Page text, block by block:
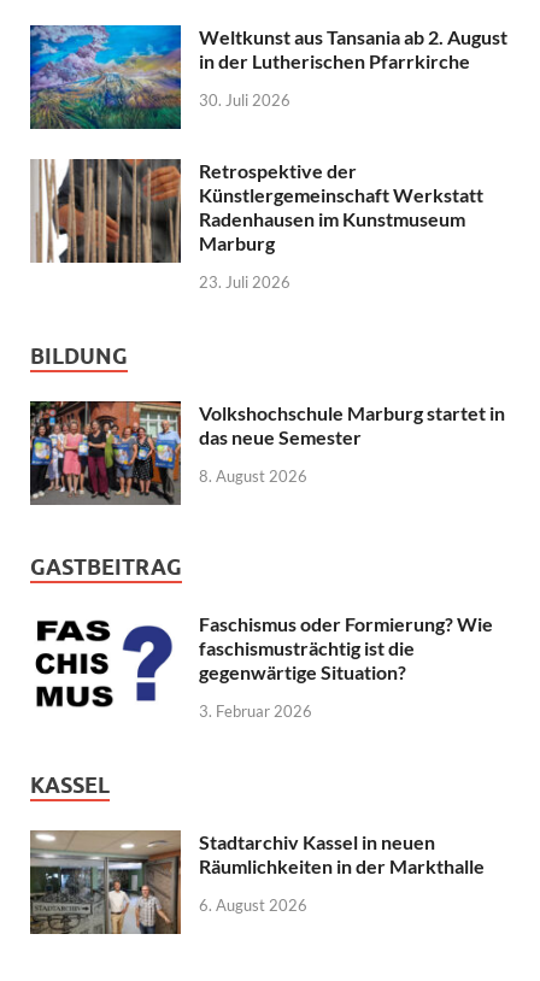
Weltkunst aus Tansania ab 2. August
in der Lutherischen Pfarrkirche
30. Juli 2026
Retrospektive der
Künstlergemeinschaft Werkstatt
Radenhausen im Kunstmuseum
Marburg
23. Juli 2026
BILDUNG
Volkshochschule Marburg startet in
das neue Semester
8. August 2026
GASTBEITRAG
Faschismus oder Formierung? Wie
faschismusträchtig ist die
gegenwärtige Situation?
3. Februar 2026
KASSEL
Stadtarchiv Kassel in neuen
Räumlichkeiten in der Markthalle
6. August 2026